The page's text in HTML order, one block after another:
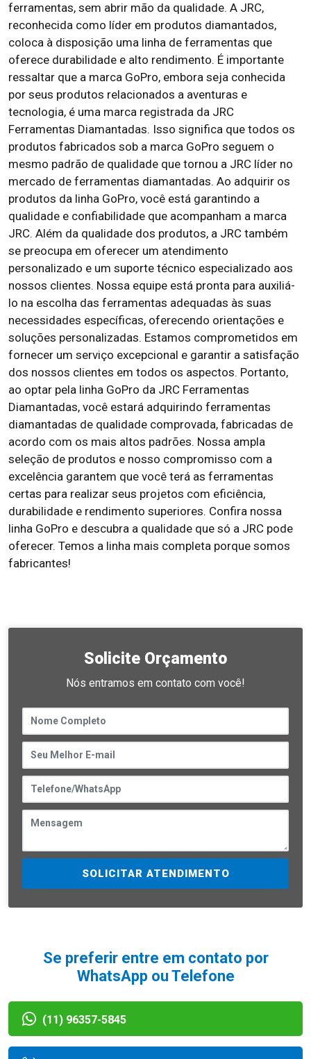
ferramentas, sem abrir mão da qualidade. A JRC,
reconhecida como líder em produtos diamantados,
coloca à disposição uma linha de ferramentas que
oferece durabilidade e alto rendimento. É importante
ressaltar que a marca GoPro, embora seja conhecida
por seus produtos relacionados a aventuras e
tecnologia, é uma marca registrada da JRC
Ferramentas Diamantadas. Isso significa que todos os
produtos fabricados sob a marca GoPro seguem o
mesmo padrão de qualidade que tornou a JRC líder no
mercado de ferramentas diamantadas. Ao adquirir os
produtos da linha GoPro, você está garantindo a
qualidade e confiabilidade que acompanham a marca
JRC. Além da qualidade dos produtos, a JRC também
se preocupa em oferecer um atendimento
personalizado e um suporte técnico especializado aos
nossos clientes. Nossa equipe está pronta para auxiliá-
lo na escolha das ferramentas adequadas às suas
necessidades específicas, oferecendo orientações e
soluções personalizadas. Estamos comprometidos em
fornecer um serviço excepcional e garantir a satisfação
dos nossos clientes em todos os aspectos. Portanto,
ao optar pela linha GoPro da JRC Ferramentas
Diamantadas, você estará adquirindo ferramentas
diamantadas de qualidade comprovada, fabricadas de
acordo com os mais altos padrões. Nossa ampla
seleção de produtos e nosso compromisso com a
excelência garantem que você terá as ferramentas
certas para realizar seus projetos com eficiência,
durabilidade e rendimento superiores. Confira nossa
linha GoPro e descubra a qualidade que só a JRC pode
oferecer. Temos a linha mais completa porque somos
fabricantes!
Solicite Orçamento
Nós entramos em contato com você!
SOLICITAR ATENDIMENTO
Se preferir entre em contato por
WhatsApp ou Telefone
(11) 96357-5845